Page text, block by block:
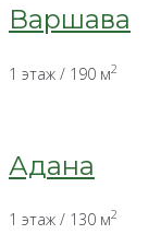
Варшава
1 этаж / 190 м2
Адана
1 этаж / 130 м2